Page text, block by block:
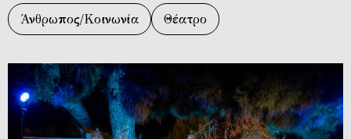
Άνθρωπος/Κοινωνία Θέατρο